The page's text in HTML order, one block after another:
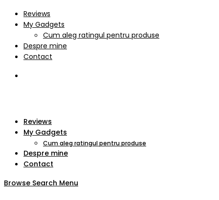
Reviews
My Gadgets
Cum aleg ratingul pentru produse
Despre mine
Contact
Reviews
My Gadgets
Cum aleg ratingul pentru produse
Despre mine
Contact
Browse Search Menu